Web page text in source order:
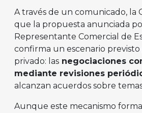
A través de un comunicado, la
que la propuesta anunciada
Representante Comercial de
confirma un escenario
privado: las negociaciones
mediante revisiones
alcanzan acuerdos sobre
Aunque este mecanismo